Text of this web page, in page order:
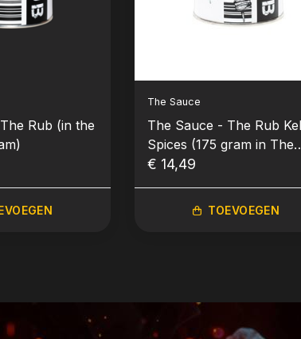
Rub (in the
The Sauce
The Sauce - The Rub
Spices (175 gram in The
Can)
€ 14,49
TOEVOEGEN